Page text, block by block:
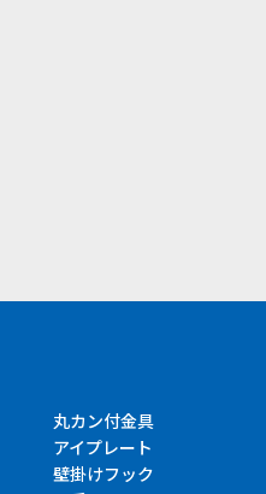
丸カン付金具
アイプレート
壁掛けフック